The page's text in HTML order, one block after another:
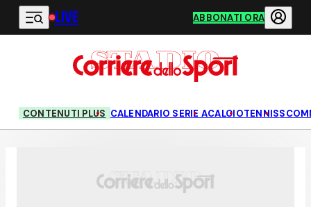
Vai al contenuto principale
LIVE ABBONATI ORA
CONTENUTI PLUS CALENDARIO SERIE ACALCIOTENNIS